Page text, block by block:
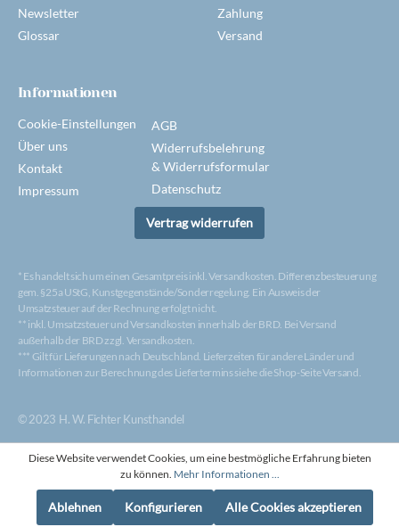
Newsletter
Glossar
Zahlung
Versand
Informationen
Cookie-Einstellungen
Über uns
Kontakt
Impressum
AGB
Widerrufsbelehrung
& Widerrufsformular
Datenschutz
Vertrag widerrufen
© 2023 H. W. Fichter Kunsthandel
* Es handelt sich um einen Gesamtpreis inkl. Versandkosten. Differenzbesteuerung
gem. §25a UStG, Kunstgegenstände/Sonderregelung. Ein Ausweis der
Umsatzsteuer auf der Rechnung erfolgt nicht.
** inkl. Umsatzsteuer und Versandkosten innerhalb der BRD. Bei Versand
außerhalb der BRD zzgl. Versandkosten.
*** Gilt für Lieferungen nach Deutschland. Lieferzeiten für andere Länder und
Informationen zur Berechnung des Liefertermins siehe die Shop-Seite Versand.
Diese Website verwendet Cookies, um eine bestmögliche Erfahrung bieten
zu können. Mehr Informationen ...
Ablehnen Konfigurieren Alle Cookies akzeptieren